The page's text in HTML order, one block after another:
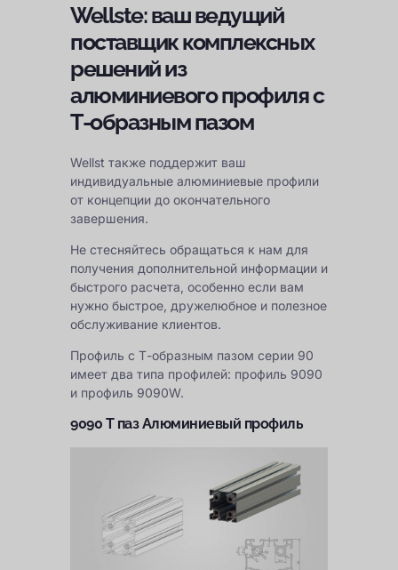
Wellste: ваш ведущий
поставщик комплексных
решений из
алюминиевого профиля с
Т-образным пазом
Wellst также поддержит ваш
индивидуальные алюминиевые профили
от концепции до окончательного
завершения.
Не стесняйтесь обращаться к нам для
получения дополнительной информации и
быстрого расчета, особенно если вам
нужно быстрое, дружелюбное и полезное
обслуживание клиентов.
Профиль с Т-образным пазом серии 90
имеет два типа профилей: профиль 9090
и профиль 9090W.
9090 Тпаз Алюминиевый профиль